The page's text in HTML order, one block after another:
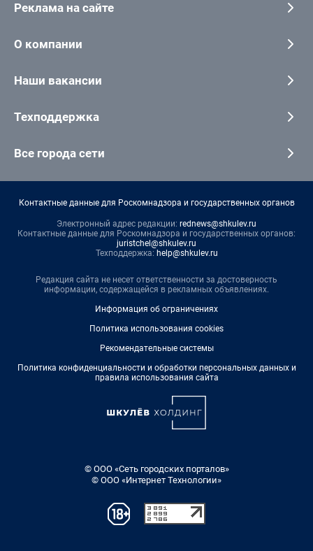
Реклама на сайте
О компании
Наши вакансии
Техподдержка
Все города сети
Контактные данные для Роскомнадзора и государственных органов
Электронный адрес редакции: rednews@shkulev.ru
Контактные данные для Роскомнадзора и государственных органов:
juristchel@shkulev.ru
Техподдержка: help@shkulev.ru
Редакция сайта не несет ответственности за достоверность
информации, содержащейся в рекламных объявлениях.
Информация об ограничениях
Политика использования cookies
Рекомендательные системы
Политика конфиденциальности и обработки персональных данных и
правила использования сайта
© ООО «Сеть городских порталов»
© ООО «Интернет Технологии»